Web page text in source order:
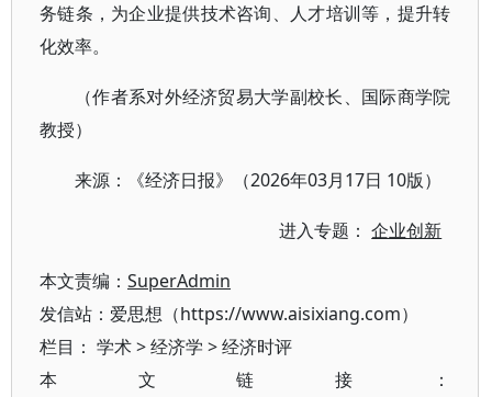
务链条，为企业提供技术咨询、人才培训等，提升转
化效率。
（作者系对外经济贸易大学副校长、国际商学院
教授）
来源：《经济日报》（2026年03月17日 10版）
进入专题：企业创新
本文责编： SuperAdmin
发信站：爱思想（https://www.aisixiang.com）
栏目： 学术>经济学 >经济时评
本文链接：